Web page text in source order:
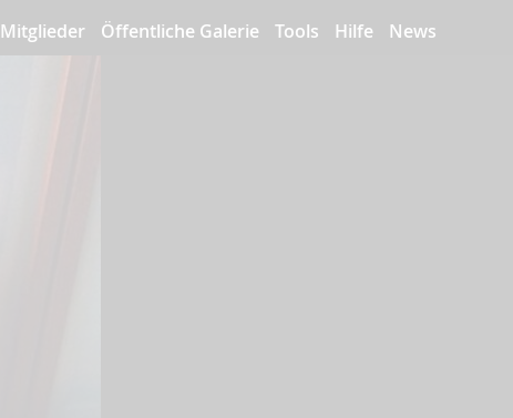
Mitglieder Öffentliche Galerie Tools Hilfe News